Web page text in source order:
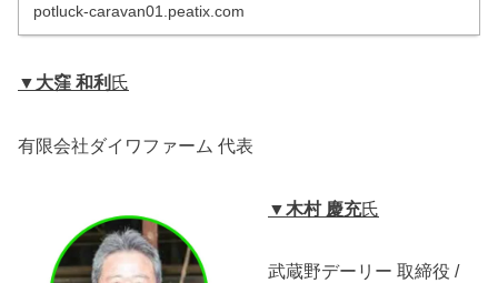
a ticket.
potluck-caravan01.peatix.com
▼大窪 和利 氏
有限会社ダイワファーム 代表
▼木村 慶充氏
武蔵野デーリー 取締役 /